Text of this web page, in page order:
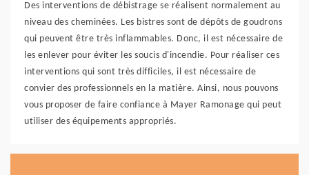
Des interventions de débistrage se réalisent normalement au
niveau des cheminées. Les bistres sont de dépôts de goudrons
qui peuvent être très inflammables. Donc, il est nécessaire de
les enlever pour éviter les soucis d'incendie. Pour réaliser ces
interventions qui sont très difficiles, il est nécessaire de
convier des professionnels en la matière. Ainsi, nous pouvons
vous proposer de faire confiance à Mayer Ramonage qui peut
utiliser des équipements appropriés.